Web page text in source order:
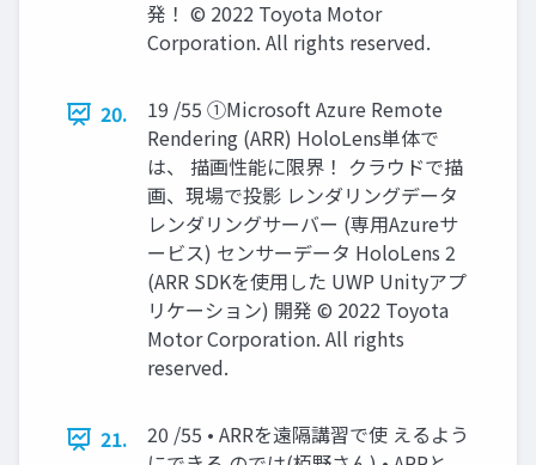
発！ © 2022 Toyota Motor
Corporation. All rights reserved.
20.
19 /55 ①Microsoft Azure Remote
Rendering (ARR) HoloLens単体で
は、 描画性能に限界！ クラウドで描
画、現場で投影 レンダリングデータ
レンダリングサーバー (専用Azureサ
ービス) センサーデータ HoloLens 2
(ARR SDKを使用した UWP Unityアプ
リケーション) 開発 © 2022 Toyota
Motor Corporation. All rights
reserved.
21.
20 /55 • ARRを遠隔講習で使 えるよう